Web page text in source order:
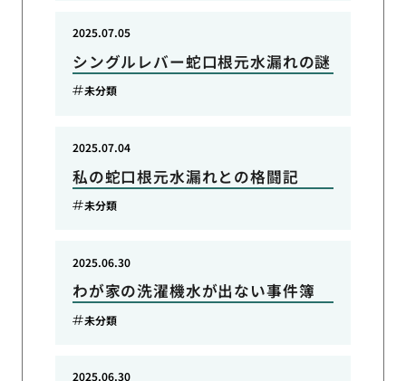
シングルレバー蛇口根元水漏れの謎
2025.07.05
未分類
私の蛇口根元水漏れとの格闘記
2025.07.04
未分類
わが家の洗濯機水が出ない事件簿
2025.06.30
未分類
2025.06.30